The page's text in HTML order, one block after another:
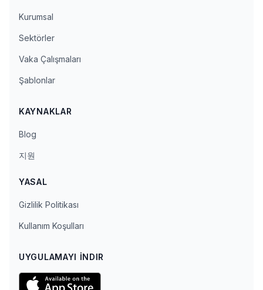
Kurumsal
Sektörler
Vaka Çalışmaları
Şablonlar
KAYNAKLAR
Blog
지원
YASAL
Gizlilik Politikası
Kullanım Koşulları
UYGULAMAYI İNDIR